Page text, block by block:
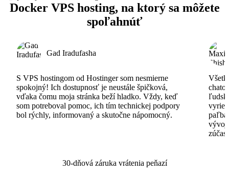
Docker VPS hosting, na ktorý sa môžete
spoľahnúť
Gad Iradufasha
S VPS hostingom od Hostinger som nesmierne
spokojný! Ich dostupnosť je neustále špičková,
vďaka čomu moja stránka beží hladko. Vždy, keď
som potreboval pomoc, ich tím technickej podpory
bol rýchly, informovaný a skutočne nápomocný.
30-dňová záruka vrátenia peňazí